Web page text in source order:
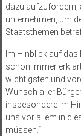
dazu aufzufordern,
unternehmen, um
Staatsthemen
Im Hinblick auf das
schon immer
wichtigsten und
Wunsch aller
insbesondere im
uns vor allem in
müssen.“